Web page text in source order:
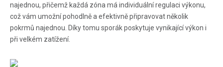
najednou, přičemž každá zóna má individuální regulaci výkonu,
což vám umožní pohodlně a efektivně připravovat několik
pokrmů najednou. Díky tomu sporák poskytuje vynikající výkon i
při velkém zatížení.